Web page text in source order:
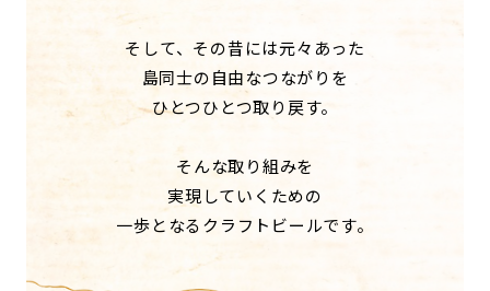
そして、その昔には元々あった
島同士の自由なつながりを
ひとつひとつ取り戻す。
そんな取り組みを
実現していくための
一歩となるクラフトビールです。